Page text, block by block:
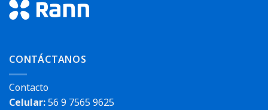
CONTÁCTANOS
Contacto
Celular:56 9 7565 9625